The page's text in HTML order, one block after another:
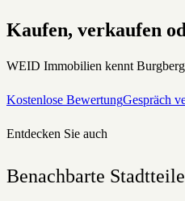
Kaufen, verkaufen
WEID Immobilien kenntBurgberg
Kostenlose BewertungGespräch
Entdecken Sie auch
Benachbarte Stadtteile